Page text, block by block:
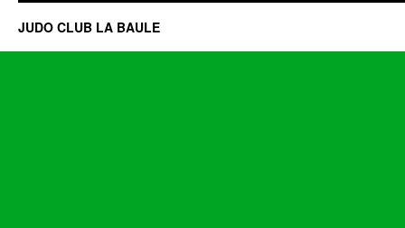
JUDO CLUB LA BAULE